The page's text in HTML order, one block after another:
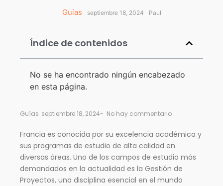
Guías septiembre 18, 2024 Paul
Índice de contenidos
No se ha encontrado ningún encabezado
en esta página.
Guías septiembre 18, 2024- No hay commentario
Francia es conocida por su excelencia académica y
sus programas de estudio de alta calidad en
diversas áreas. Uno de los campos de estudio más
demandados en la actualidad es la Gestión de
Proyectos, una disciplina esencial en el mundo